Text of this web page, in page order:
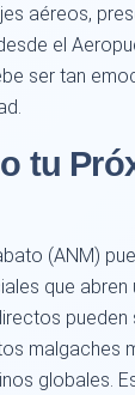
aéreos,
el
ser tan
tu
(ANM)
que abren
malgaches
globales.